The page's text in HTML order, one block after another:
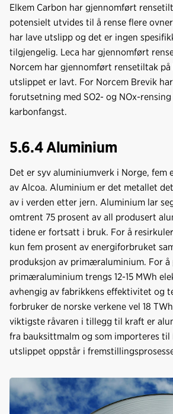
Elkem Carbon har gjennomført
potensielt utvides til å rense flere
har lave utslipp og det er ingen
tilgjengelig. Leca har gjennomført
Norcem har gjennomført rensetiltak
utslippet er lavt. For Norcem Brevik
forutsetning med SO2- og NOx-
karbonfangst.
5.6.4 Aluminium
Det er syv aluminiumverk i Norge, fem
av Alcoa. Aluminium er det metallet
av i verden etter jern. Aluminium lar
omtrent 75 prosent av all produsert
tidene er fortsatt i bruk. For å
kun fem prosent av energiforbruket
produksjon av primæraluminium. For å
primæraluminium trengs 12-15 MWh
avhengig av fabrikkens effektivitet og
forbruker de norske verkene vel 18
viktigste råvaren i tillegg til kraft er
fra bauksittmalm og som importeres til
utslippet oppstår i